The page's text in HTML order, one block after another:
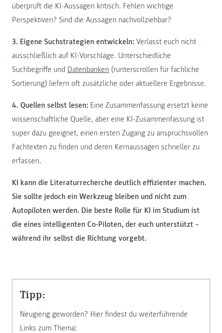
überprüft die KI-Aussagen kritisch. Fehlen wichtige
Perspektiven? Sind die Aussagen nachvollziehbar?
3. Eigene Suchstrategien entwickeln: Verlasst euch nicht
ausschließlich auf KI-Vorschläge. Unterschiedliche
Suchbegriffe und Datenbanken (runterscrollen für fachliche
Sortierung) liefern oft zusätzliche oder aktuellere Ergebnisse.
4. Quellen selbst lesen: Eine Zusammenfassung ersetzt keine
wissenschaftliche Quelle, aber eine KI-Zusammenfassung ist
super dazu geeignet, einen ersten Zugang zu anspruchsvollen
Fachtexten zu finden und deren Kernaussagen schneller zu
erfassen.
KI kann die Literaturrecherche deutlich effizienter machen.
Sie sollte jedoch ein Werkzeug bleiben und nicht zum
Autopiloten werden. Die beste Rolle für KI im Studium ist
die eines intelligenten Co-Piloten, der euch unterstützt –
während ihr selbst die Richtung vorgebt.
Tipp:
Neugierig geworden? Hier findest du weiterführende
Links zum Thema: